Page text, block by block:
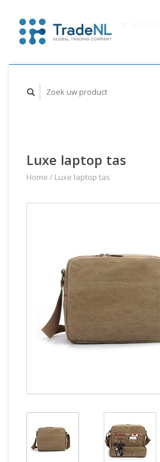
Luxe laptop tas
Home / Luxe laptop tas